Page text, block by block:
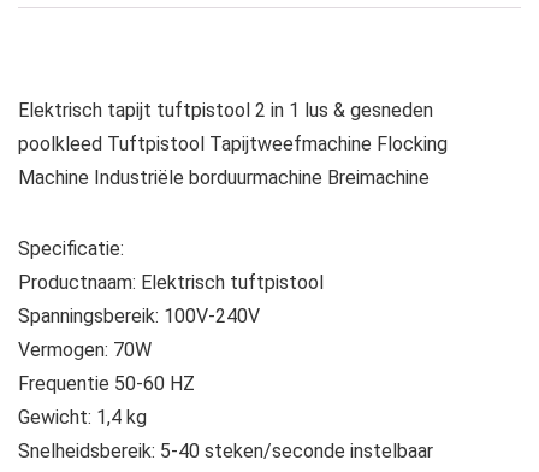
Elektrisch tapijt tuftpistool 2 in 1 lus & gesneden
poolkleed Tuftpistool Tapijtweefmachine Flocking
Machine Industriële borduurmachine Breimachine
Specificatie:
Productnaam: Elektrisch tuftpistool
Spanningsbereik: 100V-240V
Vermogen: 70W
Frequentie 50-60 HZ
Gewicht: 1,4 kg
Snelheidsbereik: 5-40 steken/seconde instelbaar